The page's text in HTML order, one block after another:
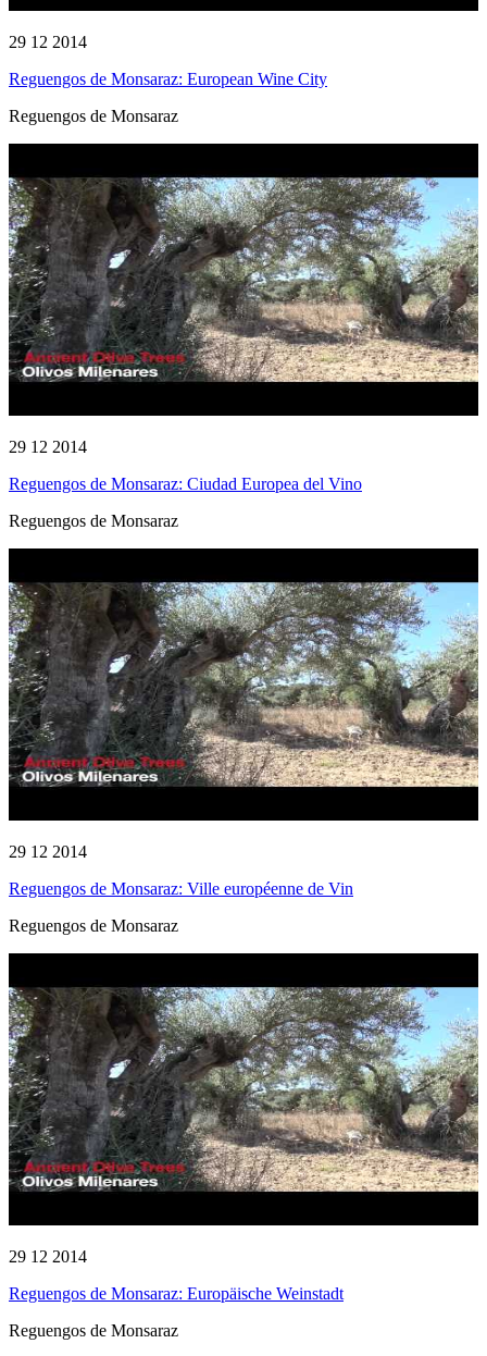
29 12 2014
Reguengos de Monsaraz: European Wine City
Reguengos de Monsaraz
29 12 2014
Reguengos de Monsaraz: Ciudad Europea del Vino
Reguengos de Monsaraz
29 12 2014
Reguengos de Monsaraz: Ville européenne de Vin
Reguengos de Monsaraz
29 12 2014
Reguengos de Monsaraz: Europäische Weinstadt
Reguengos de Monsaraz